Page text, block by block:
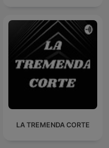
LA TREMENDA CORTE